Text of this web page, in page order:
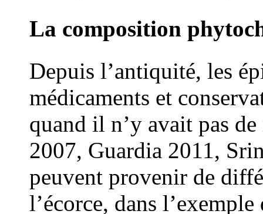
La composition
Depuis l’antiquité, les
médicaments et
quand il n’y avait pas
2007, Guardia 2011,
peuvent provenir de
l’écorce, dans